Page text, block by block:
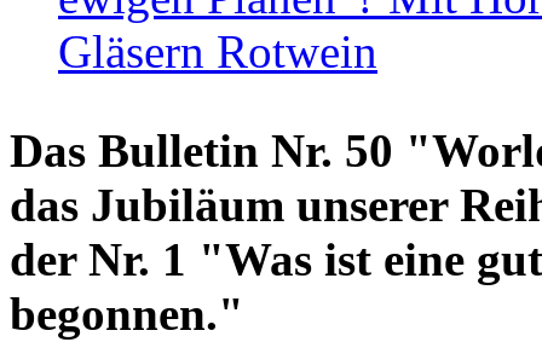
Gläsern Rotwein
Das Bulletin Nr. 50
das Jubiläum unserer
der Nr. 1 "Was ist eine
begonnen."